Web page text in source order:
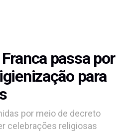
passa por
para
por meio de decreto
celebrações religiosas